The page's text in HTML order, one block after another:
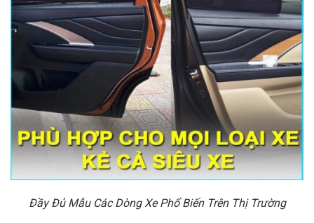
Đầy Đủ Mẫu Các Dòng Xe Phổ Biến Trên Thị Trường